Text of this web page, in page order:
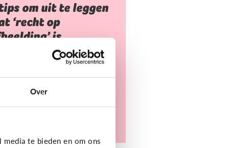
Over
te bieden en om ons
om uit te leggen
‘recht op
is
mag niet zomaar foto's van
nemen of gebruiken.
heb je toestemming
Dat heet ‘recht op